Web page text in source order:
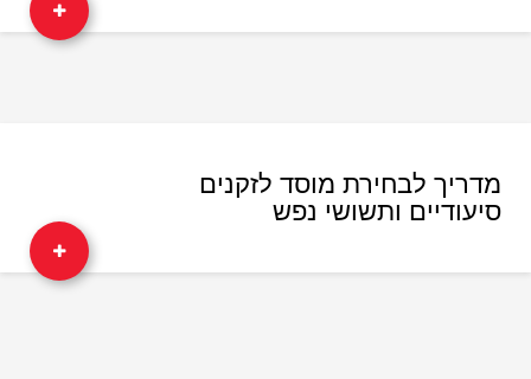
מדריך לבחירת מוסד לזקנים
סיעודיים ותשושי נפש